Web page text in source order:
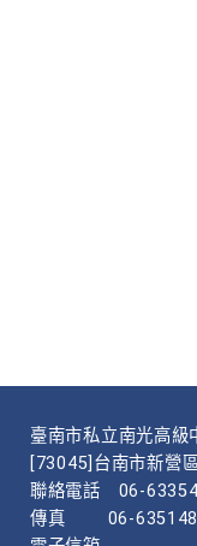
臺南市私立南光高級
[73045]台南市新營
聯絡電話
06-
傳真
06-